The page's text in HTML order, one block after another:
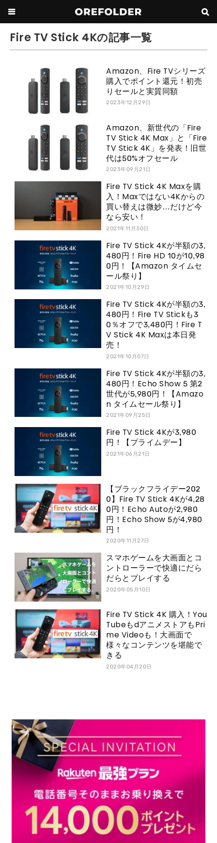
Fire TV Stick 4Kの記事一覧
Amazon、Fire TVシリーズ
購入でポイント還元！初売
りセールと実質同額
2023年12月29日
Amazon、新世代の「Fire
TV Stick 4K Max」と「Fire
TV Stick 4K」を発表！旧世
代は50%オフセール
2023年09月21日
Fire TV Stick 4K Maxを購
入！Maxではない4Kからの
買い替えは微妙…だけど今
なら安い！
2021年11月30日
Fire TV Stick 4Kが半額の3,
480円！Fire HD 10が10,98
0円！【Amazon タイムセ
ール祭り】
2021年10月29日
Fire TV Stick 4Kが半額の3,
480円！Fire TV Stickも3
0％オフで3,480円！Fire T
V Stick 4K Maxは本日発
売！
2021年10月07日
Fire TV Stick 4Kが半額の3,
480円！Echo Show 5 第2
世代が5,980円！【Amazo
n タイムセール祭り】
2021年09月25日
Fire TV Stick 4Kが3,980
円！【プライムデー】
2021年06月21日
【ブラックフライデー202
0】Fire TV Stick 4Kが4,28
0円！Echo Autoが2,980
円！Echo Show 5が4,980
円！
2020年11月27日
スマホゲームを大画面とコ
ントローラーで快適にだら
だらとプレイする
2020年05月10日
Fire TV Stick 4K 購入！You
TubeもdアニメストアもPri
me Videoも！大画面で
様々なコンテンツを堪能で
きる
2020年04月20日